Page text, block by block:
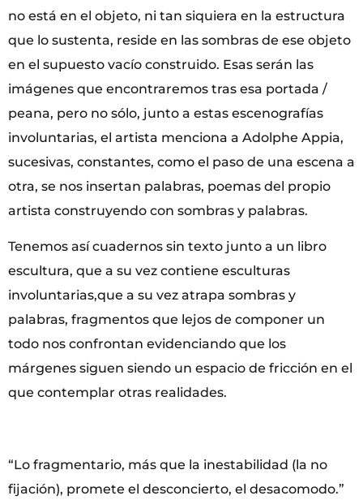
no está en el objeto, ni tan siquiera en la estructura
que lo sustenta, reside en las sombras de ese objeto
en el supuesto vacío construido. Esas serán las
imágenes que encontraremos tras esa portada /
peana, pero no sólo, junto a estas escenografías
involuntarias, el artista menciona a Adolphe Appia,
sucesivas, constantes, como el paso de una escena a
otra, se nos insertan palabras, poemas del propio
artista construyendo con sombras y palabras.
Tenemos así cuadernos sin texto junto a un libro
escultura, que a su vez contiene esculturas
involuntarias,que a su vez atrapa sombras y
palabras, fragmentos que lejos de componer un
todo nos confrontan evidenciando que los
márgenes siguen siendo un espacio de fricción en el
que contemplar otras realidades.
“Lo fragmentario, más que la inestabilidad (la no
fijación), promete el desconcierto, el desacomodo.”